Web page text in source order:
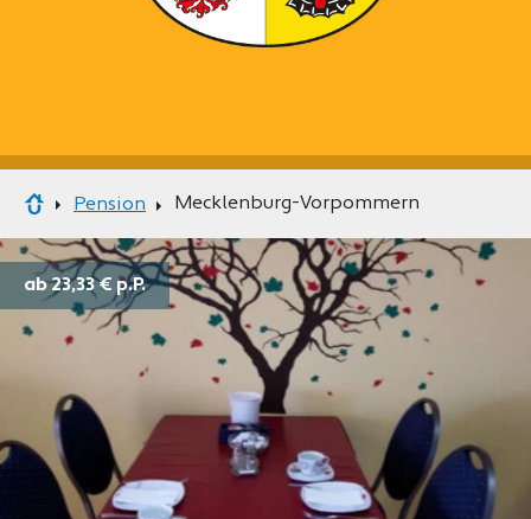
Pension Mecklenburg-Vorpommern
ab 23,33 € p.P.